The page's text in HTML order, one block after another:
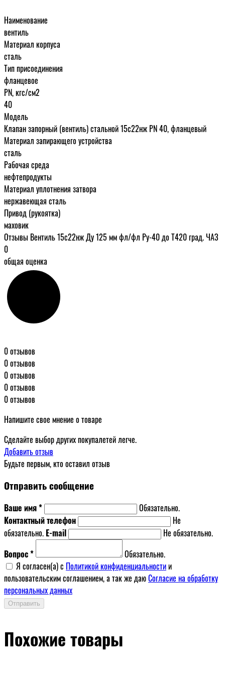
Наименование
вентиль
Материал корпуса
сталь
Тип присоединения
фланцевое
PN, кгс/см2
40
Модель
Клапан запорный (вентиль) стальной 15с22нж PN 40, фланцевый
Материал запирающего устройства
сталь
Рабочая среда
нефтепродукты
Материал уплотнения затвора
нержавеющая сталь
Привод (рукоятка)
маховик
Отзывы Вентиль 15с22нж Ду 125 мм фл/фл Ру-40 до Т420 град. ЧАЗ
0
общая оценка
0 отзывов
0 отзывов
0 отзывов
0 отзывов
0 отзывов
Напишите свое мнение о товаре
Сделайте выбор других покупалетей легче.
Добавить отзыв
Будьте первым, кто оставил отзыв
Отправить сообщение
Ваше имя *
Обязательно.
Контактный телефон
Не
обязательно. E-mail
Не обязательно.
Вопрос *
Обязательно.
Я согласен(a) с Политикой конфиденциальностии
пользовательским соглашением, а так же даюСогласие на обработку
персональных данных
Отправить
Похожие товары